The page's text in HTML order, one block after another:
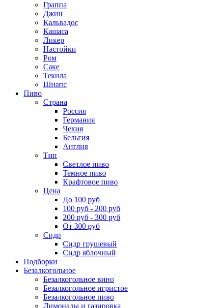
Граппа
Джин
Кальвадос
Кашаса
Ликер
Настойки
Ром
Саке
Текила
Шнапс
Пиво
Страна
Россия
Германия
Чехия
Бельгия
Англия
Тип
Светлое пиво
Темное пиво
Крафтовое пиво
Цена
До 100 руб
100 руб - 200 руб
200 руб - 300 руб
От 300 руб
Сидр
Сидр грушевый
Сидр яблочный
Подборки
Безалкогольное
Безалкогольное вино
Безалкогольное игристое
Безалкогольное пиво
Лимонады и газировка